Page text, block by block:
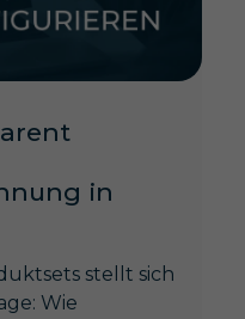
in
stellt sich
Wie